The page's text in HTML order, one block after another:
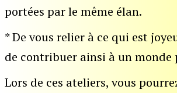
portées par le même élan.
* De vous relier à ce qui est
de contribuer ainsi à un monde
Lors de ces ateliers, vous